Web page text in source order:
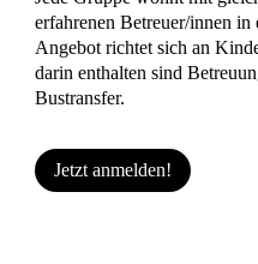
erfahrenen Betreuer/innen
Angebot richtet sich an
darin enthalten sind
Bustransfer.
Jetzt anmelden!